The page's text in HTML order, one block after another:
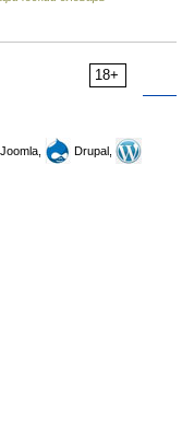
18+
Joomla,
Drupal,